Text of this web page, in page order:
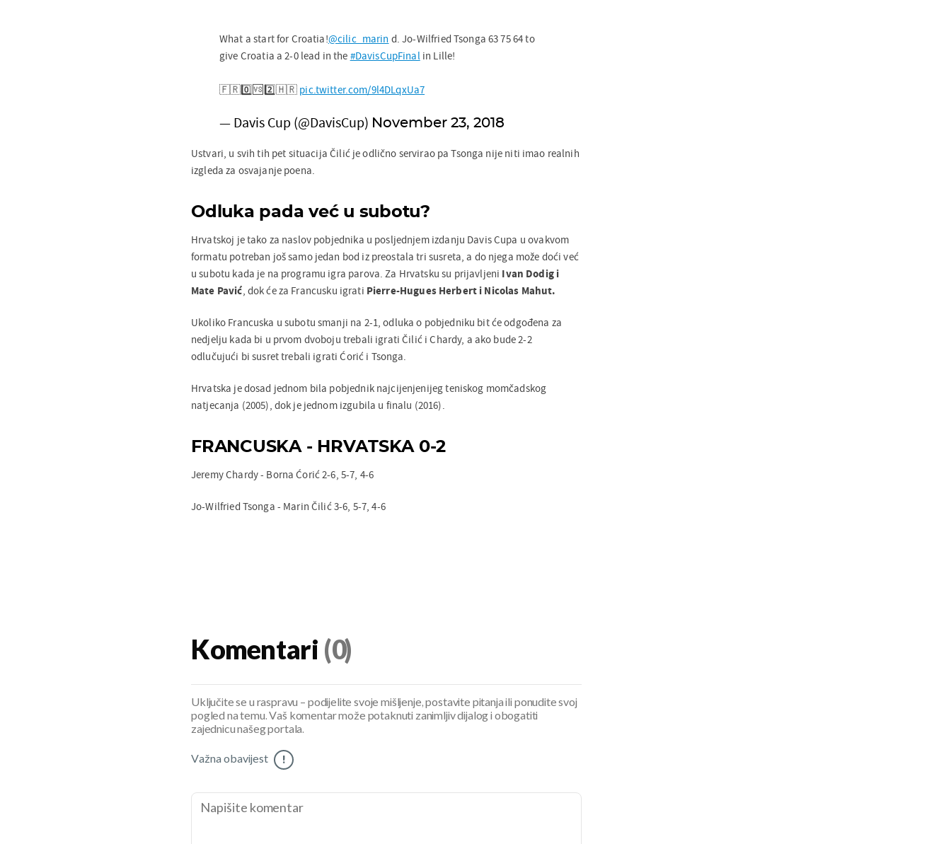
What a start for Croatia!@cilic_marin d. Jo-Wilfried Tsonga 63 75 64 to
give Croatia a 2-0 lead in the #DavisCupFinalin Lille!
🇫🇷0️⃣🆚2️⃣🇭🇷 pic.twitter.com/9l4DLqxUa7
— Davis Cup (@DavisCup) November 23, 2018
Ustvari, u svih tih pet situacija Čilić je odlično servirao pa Tsonga nije niti imao realnih
izgleda za osvajanje poena.
Odluka pada već u subotu?
Hrvatskoj je tako za naslov pobjednika u posljednjem izdanju Davis Cupa u ovakvom
formatu potreban još samo jedan bod iz preostala tri susreta, a do njega može doći već
u subotu kada je na programu igra parova. Za Hrvatsku su prijavljeni Ivan Dodig i
Mate Pavić, dok će za Francusku igrati Pierre-Hugues Herbert i Nicolas Mahut.
Ukoliko Francuska u subotu smanji na 2-1, odluka o pobjedniku bit će odgođena za
nedjelju kada bi u prvom dvoboju trebali igrati Čilić i Chardy, a ako bude 2-2
odlučujući bi susret trebali igrati Ćorić i Tsonga.
Hrvatska je dosad jednom bila pobjednik najcijenjenijeg teniskog momčadskog
natjecanja (2005), dok je jednom izgubila u finalu (2016).
FRANCUSKA - HRVATSKA 0-2
Jeremy Chardy - Borna Ćorić 2-6, 5-7, 4-6
Jo-Wilfried Tsonga - Marin Čilić 3-6, 5-7, 4-6
Komentari (0)
Uključite se u raspravu – podijelite svoje mišljenje, postavite pitanja ili ponudite svoj
pogled na temu. Vaš komentar može potaknuti zanimljiv dijalog i obogatiti
zajednicu našeg portala.
Važna obavijest !